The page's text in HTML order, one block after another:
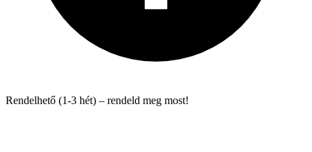
Rendelhető (1-3 hét) – rendeld meg most!